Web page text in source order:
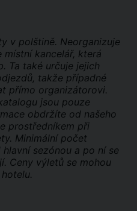
v polštině. Neorganizuje
místní kancelář, která
Ta také určuje jejich
takže případné
přímo organizátorovi.
jsou pouze
obdržíte od našeho
prostředníkem při
Minimální počet
sezónou a po ní se
Ceny výletů se mohou